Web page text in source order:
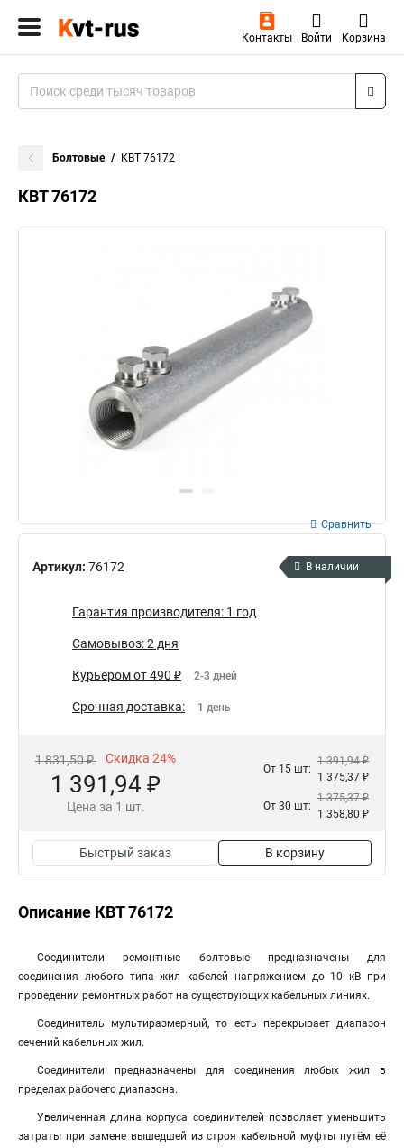
Контакты Войти Корзина
Болтовые КВТ 76172
КВТ 76172
Артикул: 76172
Сравнить
В наличии
Гарантия производителя: 1 год
Самовывоз: 2 дня
Курьером от 490 ₽ 2-3 дней
Срочная доставка: 1 день
1 831,50 ₽ Скидка 24%
1 391,94 ₽
Цена за 1 шт.
От 15 шт:
1 391,94 ₽
1 375,37 ₽
От 30 шт:
1 375,37 ₽
1 358,80 ₽
Быстрый заказ В корзину
Описание КВТ 76172
Соединители ремонтные болтовые предназначены для
соединения любого типа жил кабелей напряжением до 10 кВ при
проведении ремонтных работ на существующих кабельных линиях.
Соединитель мультиразмерный, то есть перекрывает диапазон
сечений кабельных жил.
Соединители предназначены для соединения любых жил в
пределах рабочего диапазона.
Увеличенная длина корпуса соединителей позволяет уменьшить
затраты при замене вышедшей из строя кабельной муфты путём её